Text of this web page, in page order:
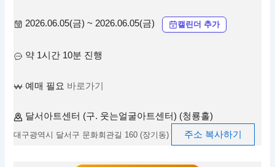
2026.06.05(금) ~ 2026.06.05(금) 캘린더 추가
약 1시간 10분 진행
예매 필요 바로가기
달서아트센터 (구. 웃는얼굴아트센터) (청룡홀)
대구광역시 달서구 문화회관길 160 (장기동) 주소 복사하기